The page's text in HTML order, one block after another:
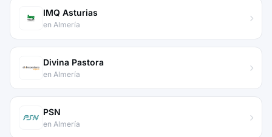
IMQ Asturias
en Almería
Divina Pastora
en Almería
PSN
en Almería